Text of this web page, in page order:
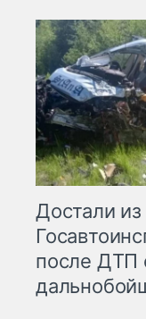
Достали
после ДТП